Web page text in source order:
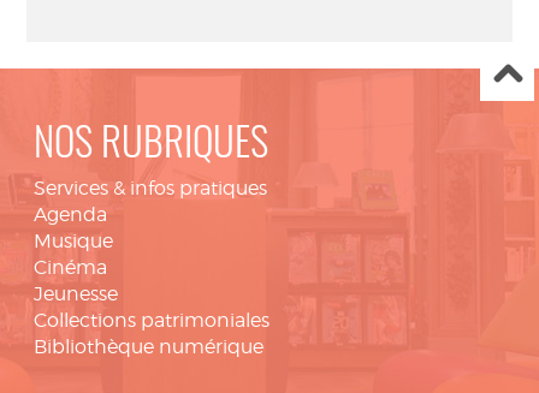
NOS RUBRIQUES
Services & infos pratiques
Agenda
Musique
Cinéma
Jeunesse
Collections patrimoniales
Bibliothèque numérique